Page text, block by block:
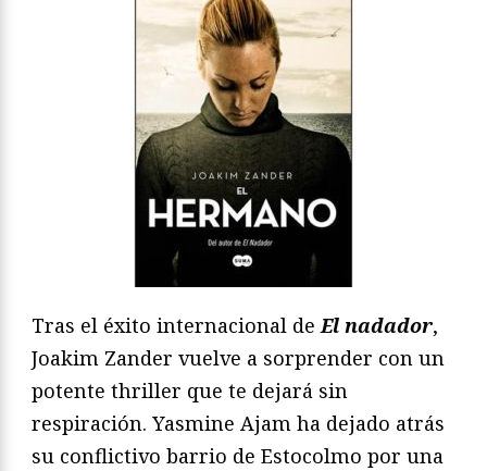
Tras el éxito internacional deEl nadador,
Joakim Zander vuelve a sorprender con un
potente thriller que te dejará sin
respiración. Yasmine Ajam ha dejado atrás
su conflictivo barrio de Estocolmo por una